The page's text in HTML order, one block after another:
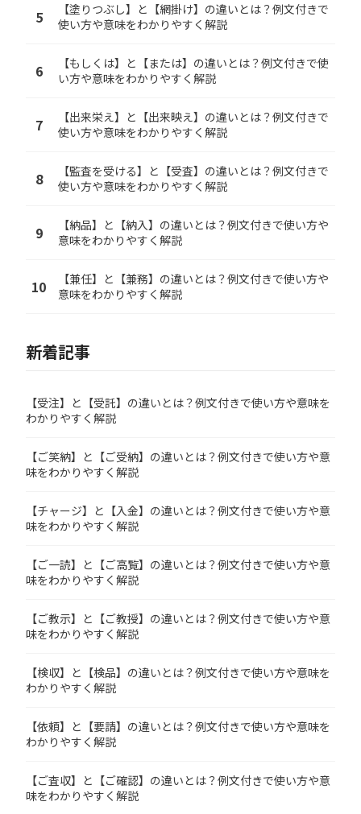
5
【塗りつぶし】と【網掛け】の違いとは？例文付きで
使い方や意味をわかりやすく解説
6
【もしくは】と【または】の違いとは？例文付きで使
い方や意味をわかりやすく解説
7
【出来栄え】と【出来映え】の違いとは？例文付きで
使い方や意味をわかりやすく解説
8
【監査を受ける】と【受査】の違いとは？例文付きで
使い方や意味をわかりやすく解説
9
【納品】と【納入】の違いとは？例文付きで使い方や
意味をわかりやすく解説
10
【兼任】と【兼務】の違いとは？例文付きで使い方や
意味をわかりやすく解説
新着記事
【受注】と【受託】の違いとは？例文付きで使い方や意味を
わかりやすく解説
【ご笑納】と【ご受納】の違いとは？例文付きで使い方や意
味をわかりやすく解説
【チャージ】と【入金】の違いとは？例文付きで使い方や意
味をわかりやすく解説
【ご一読】と【ご高覧】の違いとは？例文付きで使い方や意
味をわかりやすく解説
【ご教示】と【ご教授】の違いとは？例文付きで使い方や意
味をわかりやすく解説
【検収】と【検品】の違いとは？例文付きで使い方や意味を
わかりやすく解説
【依頼】と【要請】の違いとは？例文付きで使い方や意味を
わかりやすく解説
【ご査収】と【ご確認】の違いとは？例文付きで使い方や意
味をわかりやすく解説